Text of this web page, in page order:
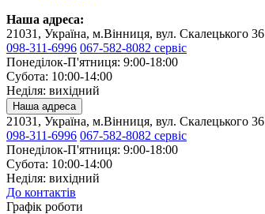
Наша адреса:
21031, Україна, м.Вінниця, вул. Скалецького 36
098-311-6996 067-582-8082 сервіс
Понеділок-П'ятниця: 9:00-18:00
Субота: 10:00-14:00
Неділя: вихідний
Наша адреса
21031, Україна, м.Вінниця, вул. Скалецького 36
098-311-6996 067-582-8082 сервіс
Понеділок-П'ятниця: 9:00-18:00
Субота: 10:00-14:00
Неділя: вихідний
До контактів
Графік роботи